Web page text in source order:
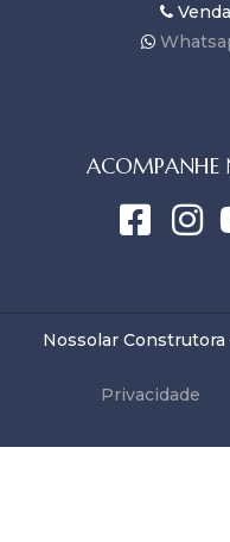
ACOMPANHE
Nossolar
Privacidade